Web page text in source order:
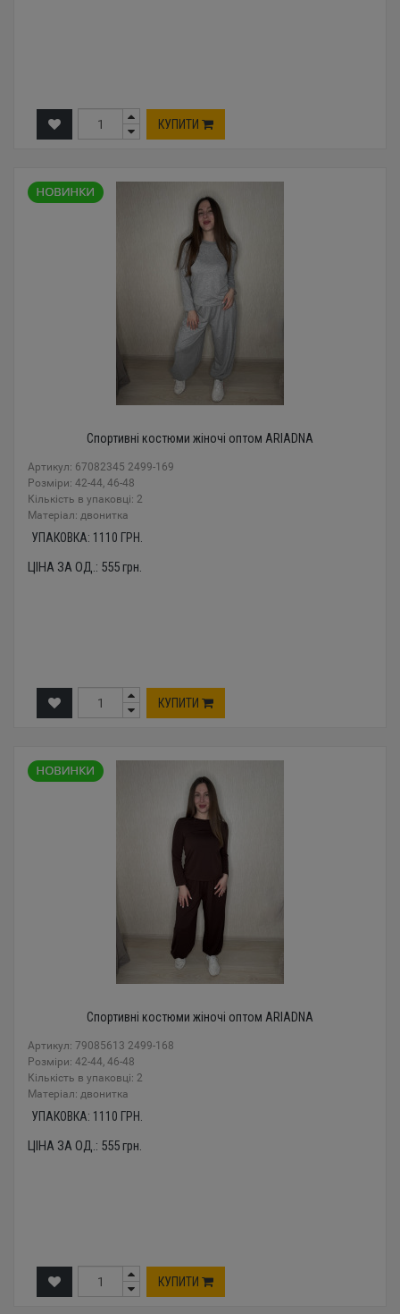
КУПИТИ
Спортивні костюми жіночі оптом ARIADNA
Артикул: 67082345 2499-169
Розміри: 42-44, 46-48
Кількість в упаковці: 2
Mатеріал: двонитка
УПАКОВКА: 1110 ГРН.
ЦІНА ЗА ОД.: 555грн.
КУПИТИ
Спортивні костюми жіночі оптом ARIADNA
Артикул: 79085613 2499-168
Розміри: 42-44, 46-48
Кількість в упаковці: 2
Mатеріал: двонитка
УПАКОВКА: 1110 ГРН.
ЦІНА ЗА ОД.: 555грн.
КУПИТИ